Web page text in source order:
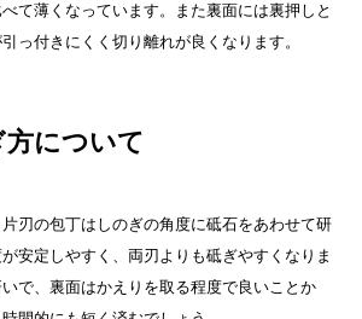
て薄くなっています。また裏面には裏押しと
っ付きにくく切り離れが良くなります。
方について
刃の包丁はしのぎの角度に砥石をあわせて研
安定しやすく、両刃よりも砥ぎやすくなりま
で、裏面はかえりを取る程度で良いことか